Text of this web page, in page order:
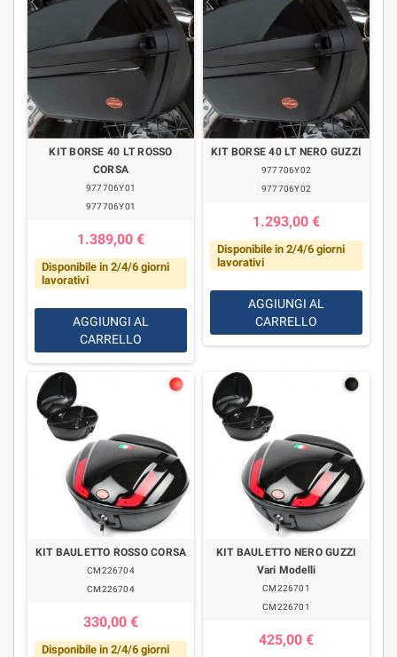
KIT BORSE 40 LT ROSSO
CORSA
977706Y01
977706Y01
1.389,00 €
Disponibile in 2/4/6 giorni
lavorativi
AGGIUNGI AL
CARRELLO
KIT BORSE 40 LT NERO GUZZI
977706Y02
977706Y02
1.293,00 €
Disponibile in 2/4/6 giorni
lavorativi
AGGIUNGI AL
CARRELLO
KIT BAULETTO ROSSO CORSA
CM226704
CM226704
330,00 €
Disponibile in 2/4/6 giorni
KIT BAULETTO NERO GUZZI
Vari Modelli
CM226701
CM226701
425,00 €